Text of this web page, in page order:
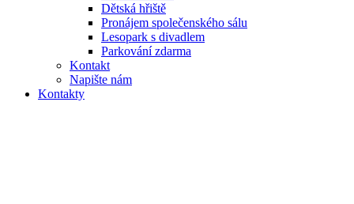
Dětská hřiště
Pronájem společenského sálu
Lesopark s divadlem
Parkování zdarma
Kontakt
Napište nám
Kontakty